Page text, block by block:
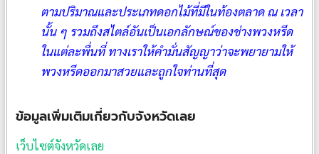
ตามปริมาณและประเภทดอกไม้ที่มีในท้องตลาด ณ เวลา
นั้น ๆ รวมถึงสไตล์อันเป็นเอกลักษณ์ของช่างพวงหรีด
ในแต่ละพื่นที่ ทางเราให้คำมั่นสัญญาว่าจะพยายามให้
พวงหรีดออกมาสวยและถูกใจท่านที่สุด
ข้อมูลเพิ่มเติมเกี่ยวกับจังหวัดเลย
เว็บไซต์จังหวัดเลย